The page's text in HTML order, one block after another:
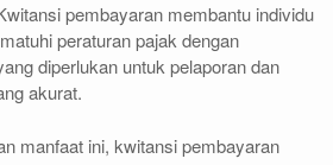
pembayaran membantu individu
peraturan pajak dengan
diperlukan untuk pelaporan dan
akurat.
manfaat ini, kwitansi pembayaran